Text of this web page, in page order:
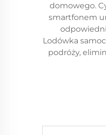
domowego.
smartfonem
Lodówka
podróży,